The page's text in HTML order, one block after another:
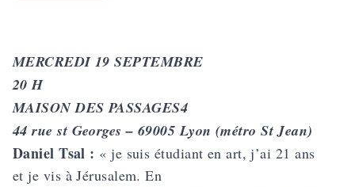
MERCREDI 19 SEPTEMBRE
20 H
MAISON DES PASSAGES4
44 rue st Georges – 69005 Lyon (métro St Jean)
Daniel Tsal : « je suis étudiant en art, j’ai 21 ans
et je vis à Jérusalem. En